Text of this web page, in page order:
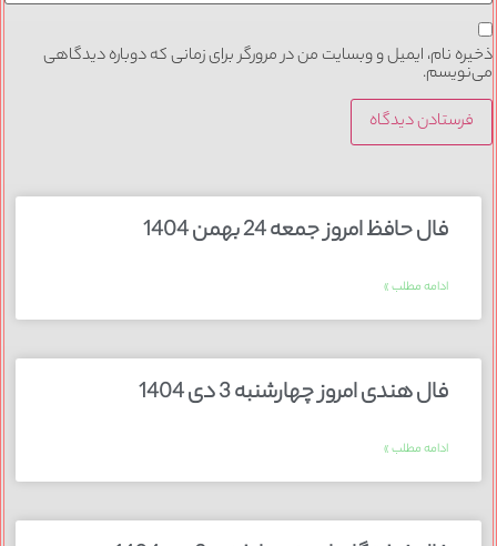
ذخیره نام، ایمیل و وبسایت من در مرورگر برای زمانی که دوباره دیدگاهی
می‌نویسم.
فال حافظ امروز جمعه 24 بهمن 1404
ادامه مطلب »
فال هندی امروز چهارشنبه 3 دی 1404
ادامه مطلب »